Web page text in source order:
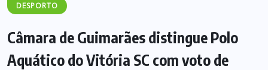
DESPORTO
Câmara de Guimarães distingue Polo
Aquático do Vitória SC com voto de